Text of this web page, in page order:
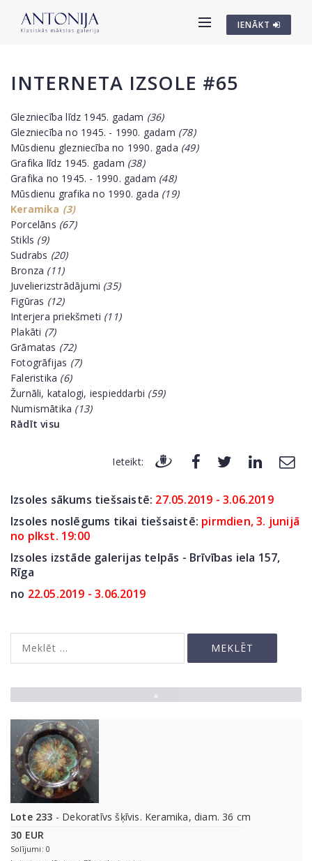
IENĀKT
INTERNETA IZSOLE #65
Glezniecība līdz 1945. gadam (36)
Glezniecība no 1945. - 1990. gadam (78)
Mūsdienu glezniecība no 1990. gada (49)
Grafika līdz 1945. gadam (38)
Grafika no 1945. - 1990. gadam (48)
Mūsdienu grafika no 1990. gada (19)
Keramika (3)
Porcelāns (67)
Stikls (9)
Sudrabs (20)
Bronza (11)
Juvelierizstrādājumi (35)
Figūras (12)
Interjera priekšmeti (11)
Plakāti (7)
Grāmatas (72)
Fotogrāfijas (7)
Faleristika (6)
Žurnāli, katalogi, iespieddarbi (59)
Numismātika (13)
Rādīt visu
Ieteikt:
Izsoles sākums tiešsaistē: 27.05.2019 - 3.06.2019
Izsoles noslēgums tikai tiešsaistē: pirmdien, 3. junijā
no plkst. 19:00
Izsoles izstāde galerijas telpās - Brīvības iela 157,
Rīga
no 22.05.2019 - 3.06.2019
Lote 233 - Dekoratīvs šķīvis. Keramika, diam. 36 cm
30 EUR
Solījumi: 0